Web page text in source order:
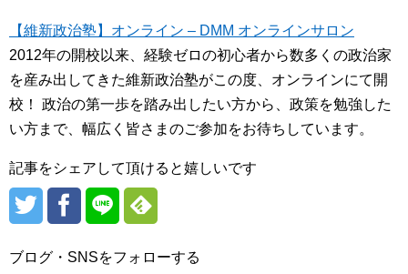
【維新政治塾】オンライン – DMM オンラインサロン
2012年の開校以来、経験ゼロの初心者から数多くの政治家
を産み出してきた維新政治塾がこの度、オンラインにて開
校！ 政治の第一歩を踏み出したい方から、政策を勉強した
い方まで、幅広く皆さまのご参加をお待ちしています。
記事をシェアして頂けると嬉しいです
ブログ・SNSをフォローする